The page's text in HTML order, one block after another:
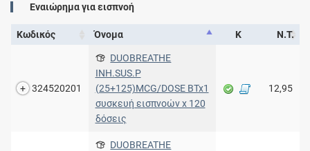
Εναιώρημα για εισπνοή
Κωδικός Όνομα Κ Ν.Τ.
324520201
DUOBREATHE
INH.SUS.P
(25+125)MCG/DOSE BTx1
συσκευή εισπνοών x 120
δόσεις
12,95
DUOBREATHE